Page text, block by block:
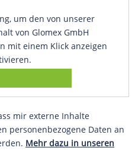
um den von unserer
von Glomex GmbH
mit einem Klick anzeigen
mir externe Inhalte
personenbezogene Daten an
Mehr dazu in unseren